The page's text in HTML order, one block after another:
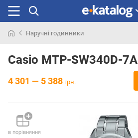
раніше
Наручні годинники
Casio MTP-SW340D-7A
4 301 — 5 388 грн.
в порівняння